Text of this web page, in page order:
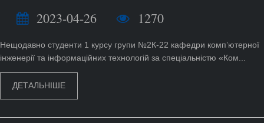
2023-04-26
1270
Нещодавно студенти 1 курсу групи №2К-22 кафедри комп’ютерної
інженерії та інформаційних технологій за спеціальністю «Ком...
ДЕТАЛЬНІШЕ